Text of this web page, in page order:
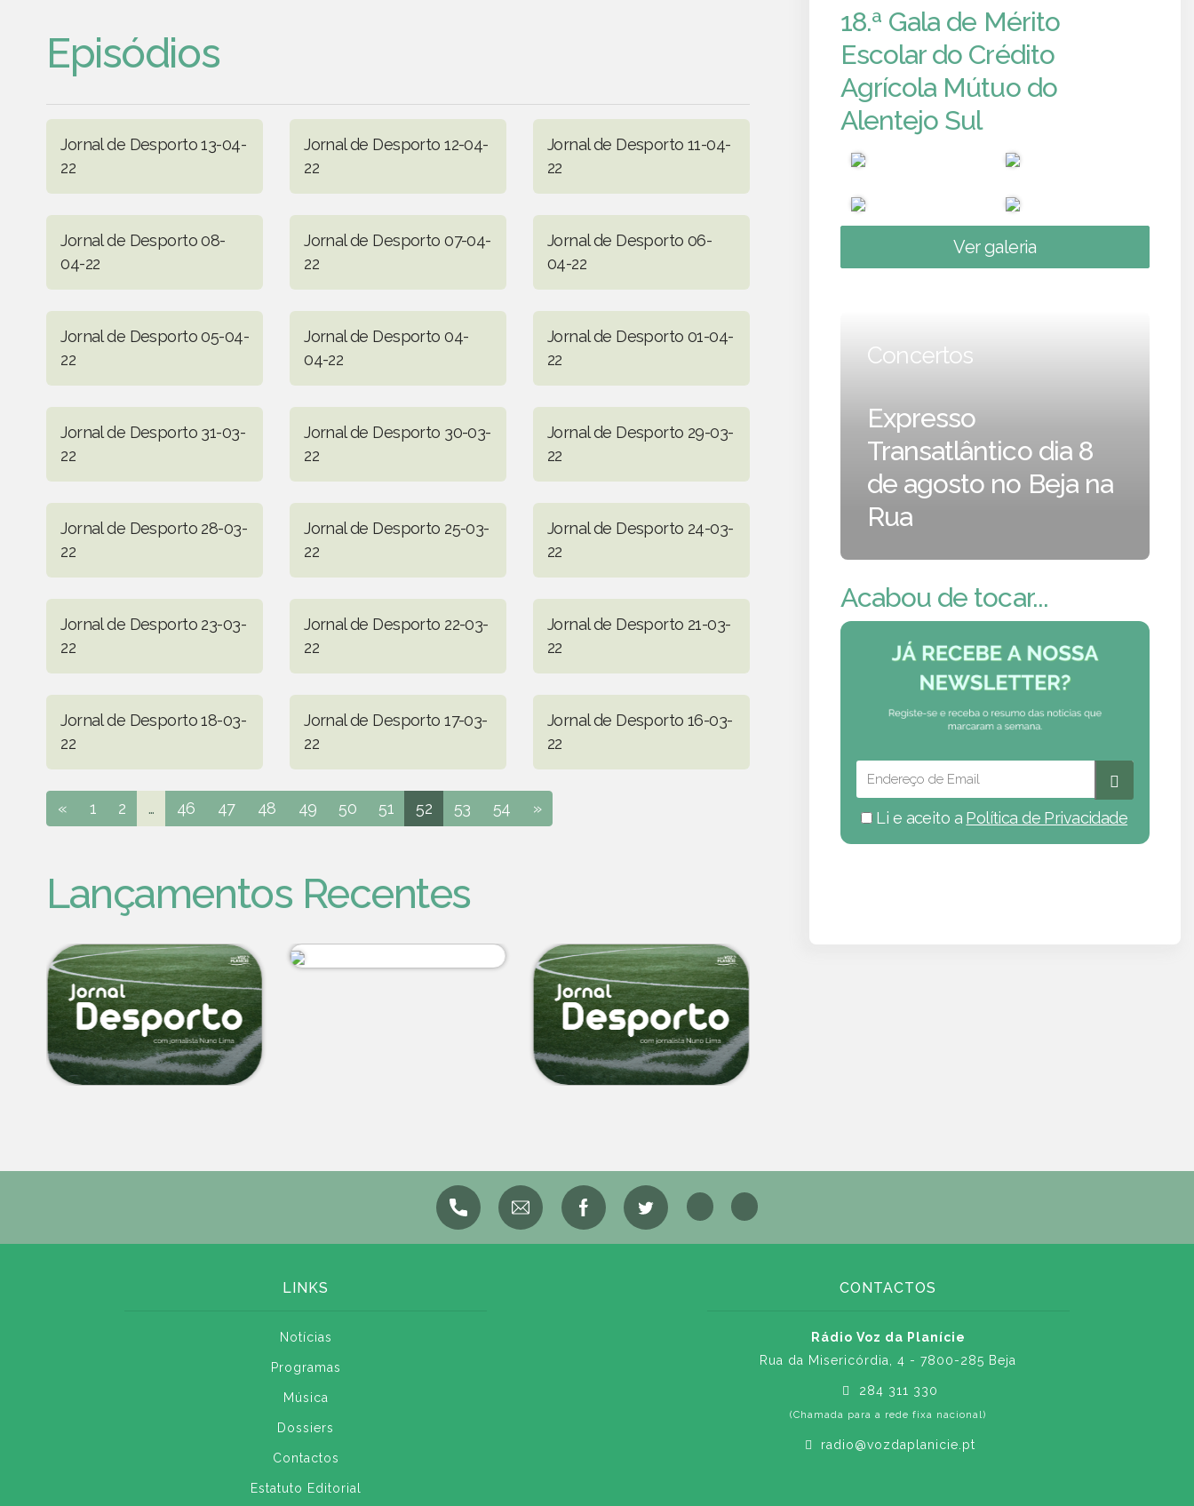
Episódios
Jornal de Desporto 13-04-
22
Jornal de Desporto 12-04-
22
Jornal de Desporto 11-04-
22
Jornal de Desporto 08-
04-22
Jornal de Desporto 07-04-
22
Jornal de Desporto 06-
04-22
Jornal de Desporto 05-04-
22
Jornal de Desporto 04-
04-22
Jornal de Desporto 01-04-
22
Jornal de Desporto 31-03-
22
Jornal de Desporto 30-03-
22
Jornal de Desporto 29-03-
22
Jornal de Desporto 28-03-
22
Jornal de Desporto 25-03-
22
Jornal de Desporto 24-03-
22
Jornal de Desporto 23-03-
22
Jornal de Desporto 22-03-
22
Jornal de Desporto 21-03-
22
Jornal de Desporto 18-03-
22
Jornal de Desporto 17-03-
22
Jornal de Desporto 16-03-
22
« 1 2 ... 46 47 48 49 50 51 52 53 54 »
Lançamentos Recentes
18.ª Gala de Mérito
Escolar do Crédito
Agrícola Mútuo do
Alentejo Sul
Ver galeria
Concertos
Expresso
Transatlântico dia 8
de agosto no Beja na
Rua
Acabou de tocar...
Li e aceito a Política de Privacidade
LINKS
Notícias
Programas
Música
Dossiers
Contactos
Estatuto Editorial
CONTACTOS
Rádio Voz da Planície
Rua da Misericórdia, 4 - 7800-285 Beja
284 311 330
(Chamada para a rede fixa nacional)
radio@vozdaplanicie.pt